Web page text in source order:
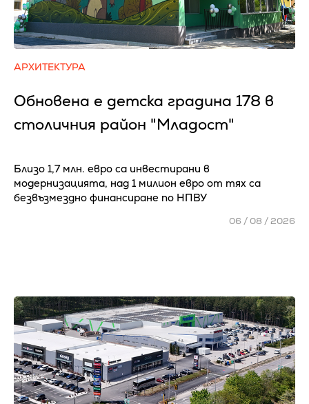
АРХИТЕКТУРА
Обновена е детска градина 178 в
столичния район "Младост"
Близо 1,7 млн. евро са инвестирани в
модернизацията, над 1 милион евро от тях са
безвъзмездно финансиране по НПВУ
06 / 08 / 2026